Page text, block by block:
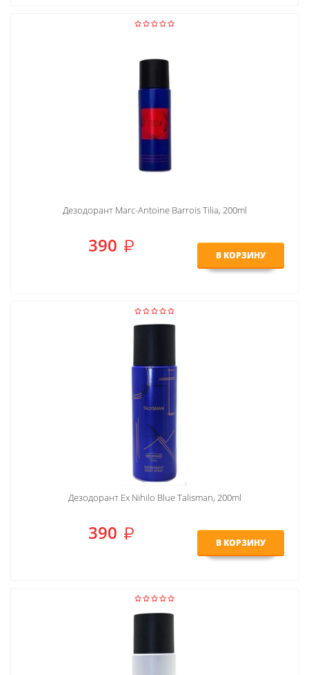
Дезодорант Marc-Antoine Barrois Tilia, 200ml
390 В КОРЗИНУ
Дезодорант Ex Nihilo Blue Talisman, 200ml
390 В КОРЗИНУ